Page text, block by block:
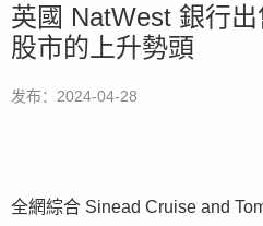
英國 NatWest 銀行
股市的上升勢頭
发布：2024-04-28
全網綜合 Sinead Cruise and